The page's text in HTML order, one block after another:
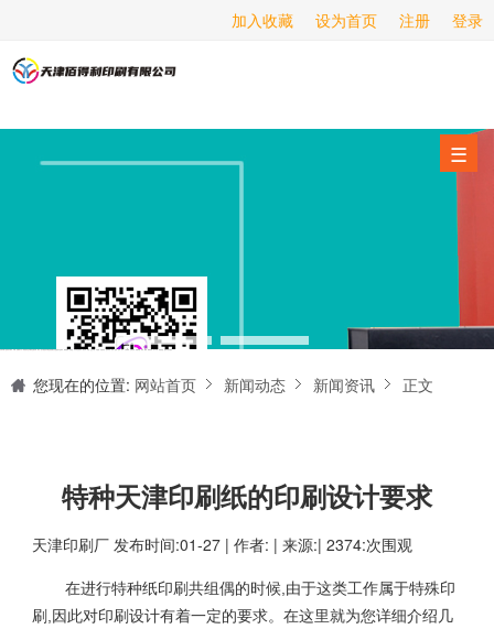
登录
注册
设为首页
加入收藏
☰
海报印刷
服务项目
新闻动态
关于我们
联系我们
您现在的位置: 网站首页 新闻动态 新闻资讯 正文
特种天津印刷纸的印刷设计要求
天津印刷厂 发布时间:01-27 | 作者: | 来源:| 2374:次围观
在进行特种纸印刷共组偶的时候,由于这类工作属于特殊印
刷,因此对印刷设计有着一定的要求。在这里就为您详细介绍几